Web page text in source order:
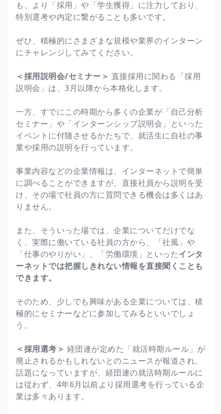
も、より「採用」や「学生獲得」に注力しており、
特別選考や内定に繋がることも多いです。
ぜひ、積極的にさまざまな規模や業界のインターン
にチャレンジしてみてください。
＜採用説明会/セミナー＞ 直接採用に関わる「採用
説明会」は、3月以降から本格化します。
一方、すでにこの時期から多くの企業が「自己分析
セミナー」や「インターンシップ説明会」といった
イベントに付随させるかたちで、就活生に自社の事
業や採用の説明を行っています。
事業内容などの企業情報は、インターネットで簡単
に調べることができますが、直接社員から説明を受
け、その場で社員の方に質問できる機会は多くはあ
りません。
また、そういった場では、企業についてだけでな
く、実際に働いている社員の方から、「社風」や
「仕事のやりがい」、「労働環境」といったインタ
ーネットでは把握しきれない情報を直接聞くことも
できます。
そのため、少しでも興味がある企業については、積
極的にセミナーなどに参加してみるといいでしょ
う。
＜採用選考＞ 経団連が定めた「就活時期ルール」が
廃止されるかもしれないとのニュースが報道され、
話題になっていますが、経団連の就活時期ルールに
は従わず、4年6月以前より採用選考を行っている企
業は多々あります。